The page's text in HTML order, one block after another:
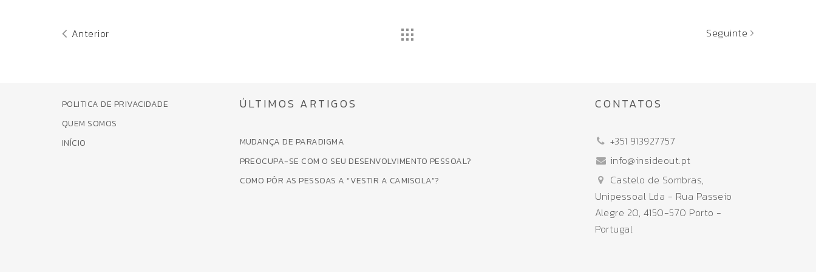
Anterior Seguinte
POLITICA DE PRIVACIDADE
QUEM SOMOS
INÍCIO
ÚLTIMOS ARTIGOS
MUDANÇA DE PARADIGMA
PREOCUPA-SE COM O SEU DESENVOLVIMENTO PESSOAL?
COMO PÔR AS PESSOAS A “VESTIR A CAMISOLA”?
CONTATOS
+351 913927757
info@insideout.pt
Castelo de Sombras,
Unipessoal Lda - Rua Passeio
Alegre 20, 4150-570 Porto -
Portugal